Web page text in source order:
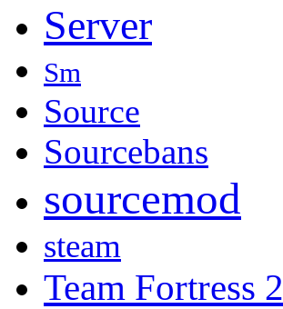
Server
Sm
Source
Sourcebans
sourcemod
steam
Team Fortress 2